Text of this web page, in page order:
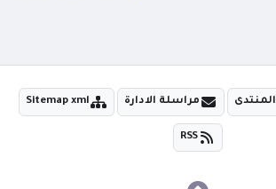
مراسلة الادارة Sitemap xml
RSS